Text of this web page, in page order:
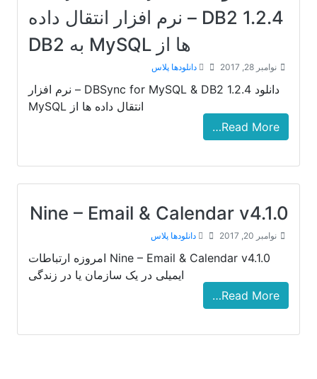
DB2 1.2.4 – نرم افزار انتقال داده
ها از MySQL به DB2
نوامبر 28, 2017 دانلودها پلاس
دانلود DBSync for MySQL & DB2 1.2.4 – نرم افزار
انتقال داده ها از MySQL
Read More…
Nine – Email & Calendar v4.1.0
نوامبر 20, 2017 دانلودها پلاس
Nine – Email & Calendar v4.1.0 امروزه ارتباطات
ایمیلی در یک سازمان یا در زندگی
Read More…